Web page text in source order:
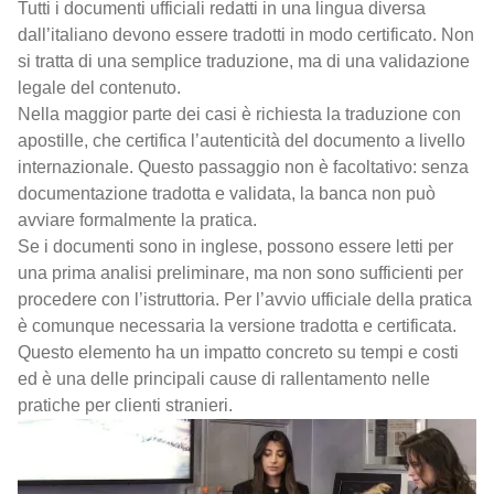
Tutti i documenti ufficiali redatti in una lingua diversa
dall’italiano devono essere tradotti in modo certificato. Non
si tratta di una semplice traduzione, ma di una validazione
legale del contenuto.
Nella maggior parte dei casi è richiesta la traduzione con
apostille, che certifica l’autenticità del documento a livello
internazionale. Questo passaggio non è facoltativo: senza
documentazione tradotta e validata, la banca non può
avviare formalmente la pratica.
Se i documenti sono in inglese, possono essere letti per
una prima analisi preliminare, ma non sono sufficienti per
procedere con l’istruttoria. Per l’avvio ufficiale della pratica
è comunque necessaria la versione tradotta e certificata.
Questo elemento ha un impatto concreto su tempi e costi
ed è una delle principali cause di rallentamento nelle
pratiche per clienti stranieri.